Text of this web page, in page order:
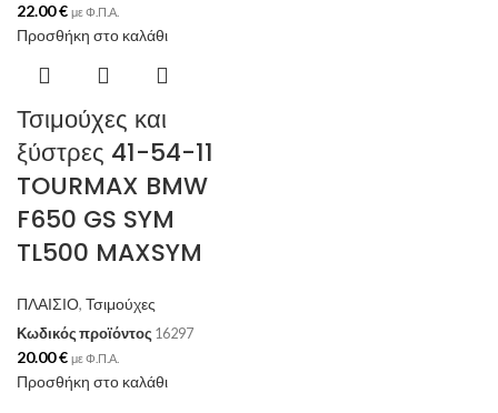
22.00€ με Φ.Π.Α.
Προσθήκη στο καλάθι
Τσιμούχες και
ξύστρες 41-54-11
TOURMAX BMW
F650 GS SYM
TL500 MAXSYM
ΠΛΑΙΣΙΟ, Τσιμούχες
Κωδικός προϊόντος 16297
20.00€ με Φ.Π.Α.
Προσθήκη στο καλάθι